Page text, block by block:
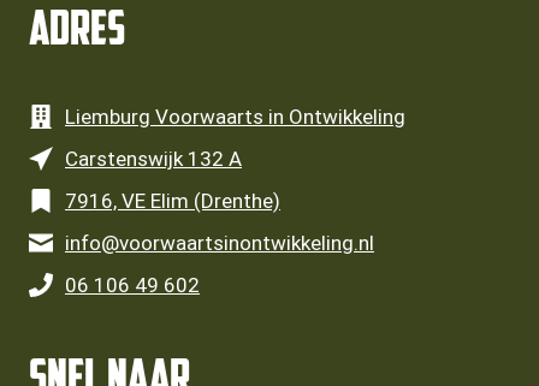
Adres
Liemburg Voorwaarts in Ontwikkeling
Carstenswijk 132 A
7916, VE Elim (Drenthe)
info@voorwaartsinontwikkeling.nl
06 106 49 602